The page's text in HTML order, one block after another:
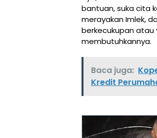
bantuan, suka cita
merayakan Imlek,
berkecukupan atau
membutuhkannya.
Baca juga:
Kredit